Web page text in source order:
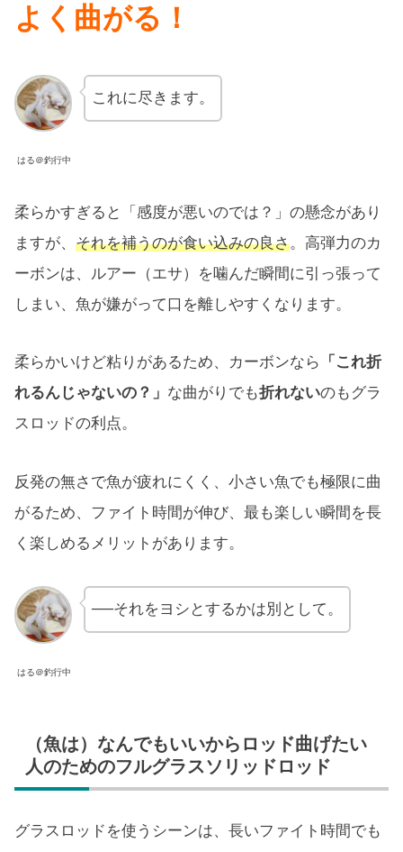
よく曲がる！
はる＠釣行中
これに尽きます。
柔らかすぎると「感度が悪いのでは？」の懸念があり
ますが、 それを補うのが食い込みの良さ。高弾力のカ
ーボンは、ルアー（エサ）を噛んだ瞬間に引っ張って
しまい、魚が嫌がって口を離しやすくなります。
柔らかいけど粘りがあるため、カーボンなら
「これ折
れるんじゃないの？」 な曲がりでも折れないのもグラ
スロッドの利点。
反発の無さで魚が疲れにくく、小さい魚でも極限に曲
がるため、ファイト時間が伸び、最も楽しい瞬間を長
く楽しめるメリットがあります。
はる＠釣行中
──それをヨシとするかは別として。
（魚は）なんでもいいからロッド曲げたい
人のためのフルグラスソリッドロッド
グラスロッドを使うシーンは、長いファイト時間でも